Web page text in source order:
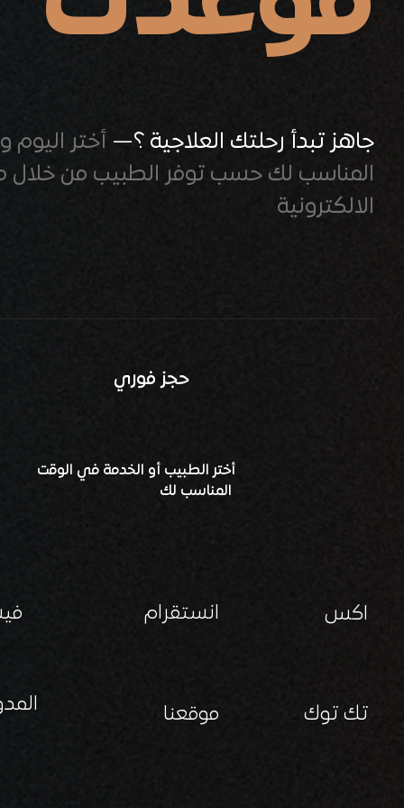
جاهز تبدأ رحلتك العلاجية ؟— أختر اليوم
المناسب لك حسب توفر الطبيب من خلال
الالكترونية
حجز فوري
أختر الطبيب أو الخدمة في الوقت
انستقرام اكس
موقعنا تك توك